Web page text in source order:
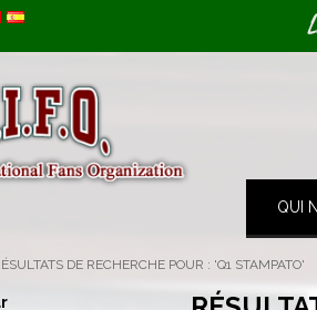
QUI
DE RECHERCHE POUR : 'Q1 STAMPATO'